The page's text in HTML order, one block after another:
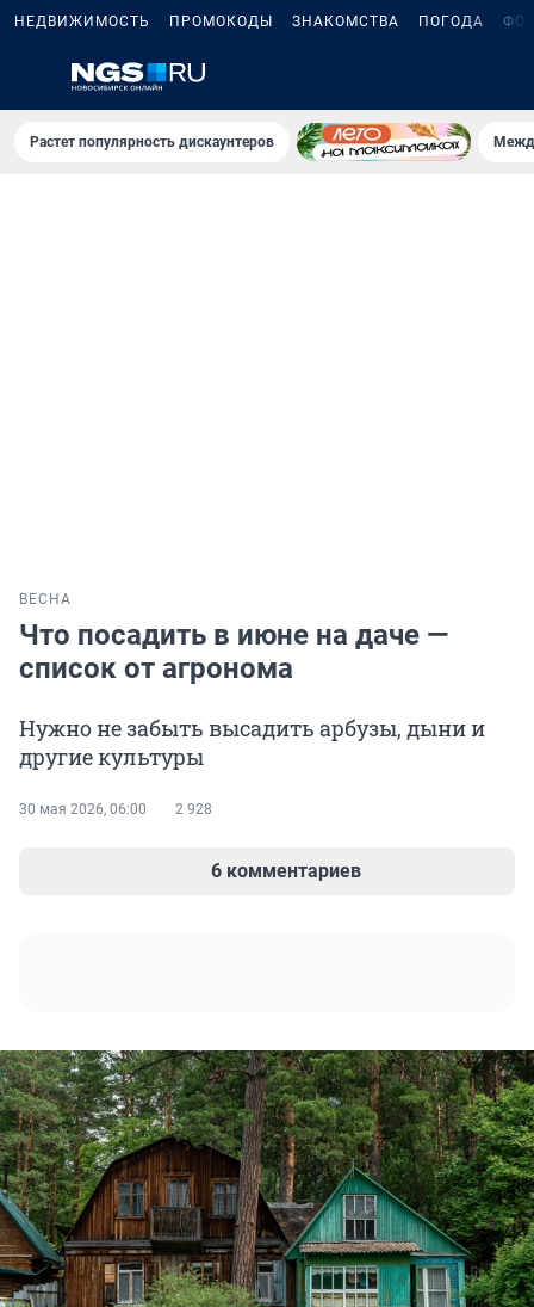
НЕДВИЖИМОСТЬ ПРОМОКОДЫ ЗНАКОМСТВА ПОГОДА
Растет популярность дискаунтеров
ВЕСНА
Что посадить в июне на даче —
список от агронома
Нужно не забыть высадить арбузы, дыни и
другие культуры
30 мая 2026, 06:00 2 928
6 комментариев